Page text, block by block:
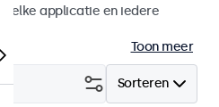
elke applicatie en iedere
Toon meer
Sorteren